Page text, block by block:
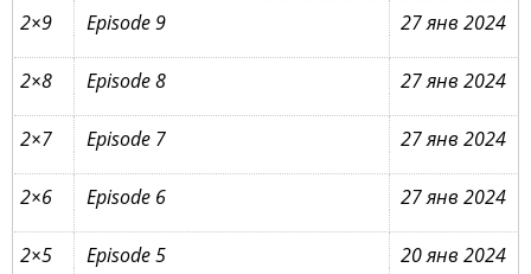
2×9 Episode 9 27 янв 2024
2×8 Episode 8 27 янв 2024
2×7 Episode 7 27 янв 2024
2×6 Episode 6 27 янв 2024
2×5 Episode 5 20 янв 2024